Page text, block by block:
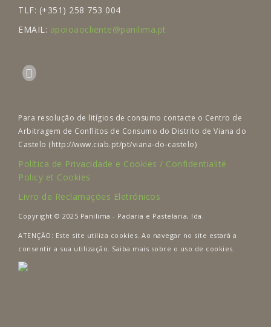
TLF: (+351) 258 753 004
EMAIL: apoioaocliente@panilima.pt
Para resolução de litígios de consumo contacte o Centro de
Arbitragem de Conflitos de Consumo do Distrito de Viana do
Castelo (http://www.ciab.pt/pt/viana-do-castelo)
Política de Privacidade e Cookies / Confidentialité
Policy et Cookies
Livro de Reclamações Eletrónicos
Copyright © 2025 Panilima - Padaria e Pastelaria, lda.
ATENÇÃO: Este site utiliza cookies. Ao navegar no site estará a
consentir a sua utilização. Saiba mais sobre o uso de cookies.